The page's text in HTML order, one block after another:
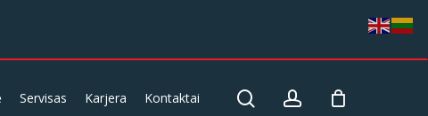
Servisas Karjera Kontaktai searchaccount